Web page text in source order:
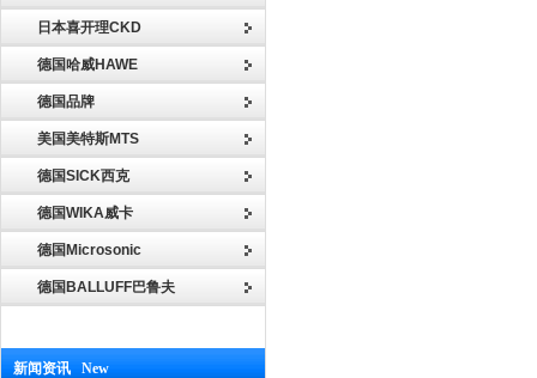
日本喜开理CKD
德国哈威HAWE
德国品牌
美国美特斯MTS
德国SICK西克
德国WIKA威卡
德国Microsonic
德国BALLUFF巴鲁夫
新闻资讯 New